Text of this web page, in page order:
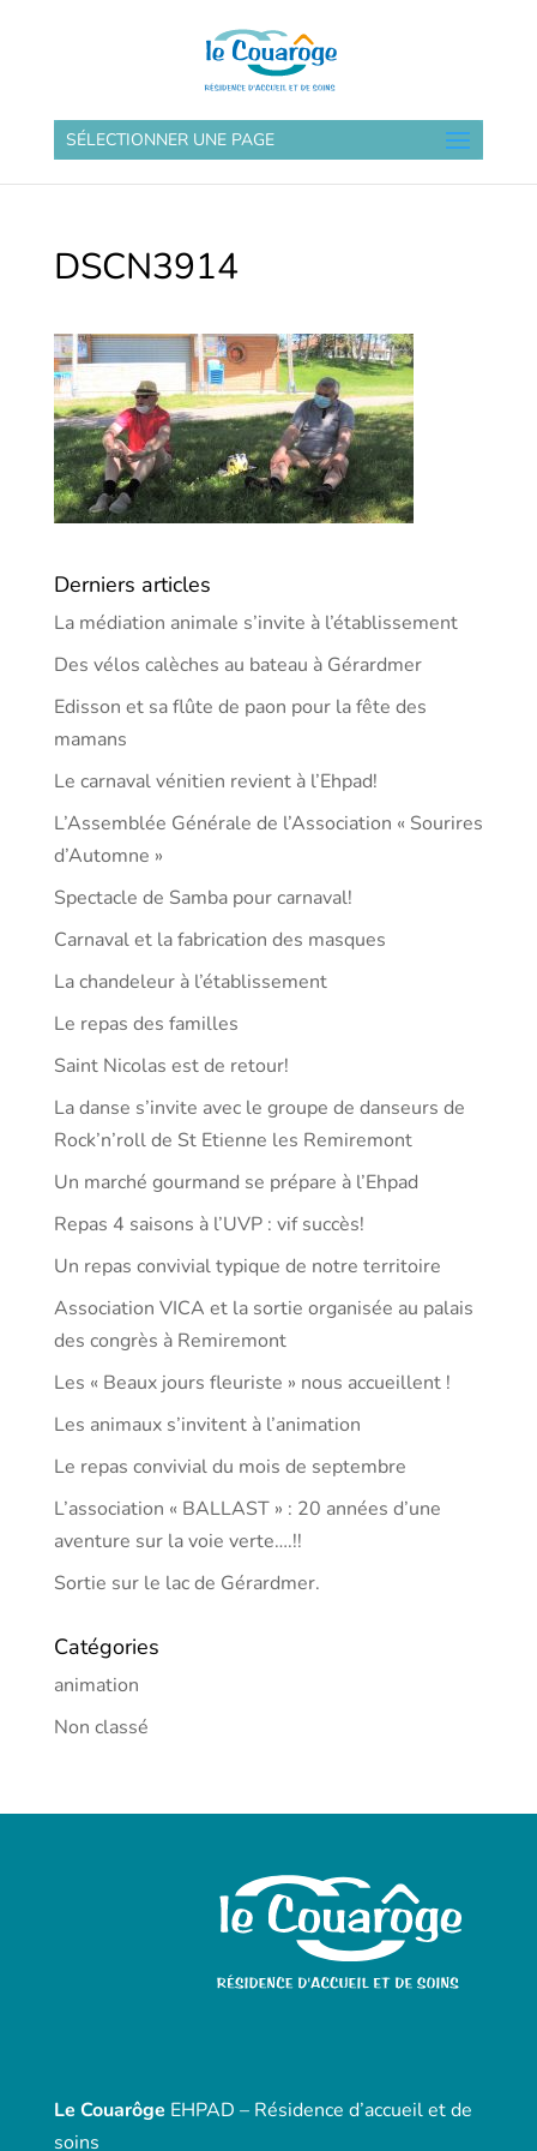
SÉLECTIONNER UNE PAGE
DSCN3914
Derniers articles
La médiation animale s’invite à l’établissement
Des vélos calèches au bateau à Gérardmer
Edisson et sa flûte de paon pour la fête des
mamans
Le carnaval vénitien revient à l’Ehpad!
L’Assemblée Générale de l’Association « Sourires
d’Automne »
Spectacle de Samba pour carnaval!
Carnaval et la fabrication des masques
La chandeleur à l’établissement
Le repas des familles
Saint Nicolas est de retour!
La danse s’invite avec le groupe de danseurs de
Rock’n’roll de St Etienne les Remiremont
Un marché gourmand se prépare à l’Ehpad
Repas 4 saisons à l’UVP : vif succès!
Un repas convivial typique de notre territoire
Association VICA et la sortie organisée au palais
des congrès à Remiremont
Les « Beaux jours fleuriste » nous accueillent !
Les animaux s’invitent à l’animation
Le repas convivial du mois de septembre
L’association « BALLAST » : 20 années d’une
aventure sur la voie verte….!!
Sortie sur le lac de Gérardmer.
Catégories
animation
Non classé
Le Couarôge EHPAD – Résidence d’accueil et de
soins